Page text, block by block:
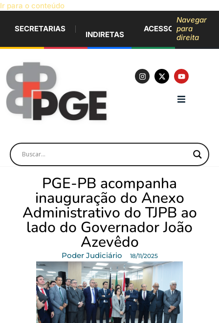
Ir para o conteúdo
SECRETARIAS
INDIRETAS
ACESSO À
Navegar
para
direita
PGE-PB acompanha
inauguração do Anexo
Administrativo do TJPB ao
lado do Governador João
Azevêdo
Poder Judiciário 18/11/2025